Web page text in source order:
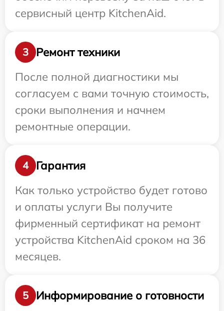
сервисный центр KitchenAid.
3
Ремонт техники
После полной диагностики мы
согласуем с вами точную стоимость,
сроки выполнения и начнем
ремонтные операции.
4
Гарантия
Как только устройство будет готово
и оплаты услуги Вы получите
фирменный сертификат на ремонт
устройства KitchenAid сроком на 36
месяцев.
5
Информирование о готовности